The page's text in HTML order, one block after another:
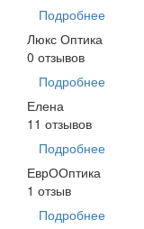
Подробнее
Люкс Оптика
0 отзывов
Подробнее
Елена
11 отзывов
Подробнее
ЕврООптика
1 отзыв
Подробнее